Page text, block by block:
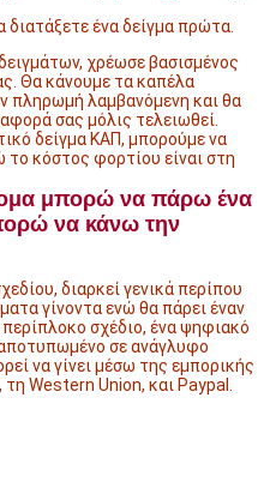
ένα δείγμα πρώτα.
χρέωσε βασισμένος
Θα κάνουμε τα καπέλα
πληρωμή λαμβανόμενη και θα
σας μόλις τελειωθεί.
δείγμα ΚΑΠ, μπορούμε να
το κόστος φορτίου είναι στη
μπορώ να πάρω ένα
να κάνω την
διαρκεί γενικά περίπου
γίνοντα ενώ θα πάρει έναν
σχέδιο, ένα ψηφιακό
σε ανάγλυφο
να γίνει μέσω της εμπορικής
Western Union, και Paypal.